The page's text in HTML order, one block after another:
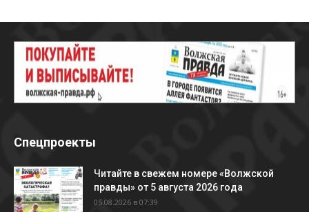
Спецпроекты
Читайте в свежем номере «Волжской
правды» от 5 августа 2026 года
05.08.2026 в 07:39